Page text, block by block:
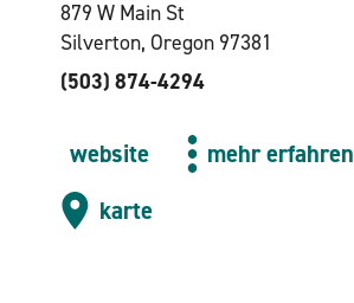
879 W Main St
Silverton, Oregon 97381
(503) 874-4294
website
mehr erfahren
karte